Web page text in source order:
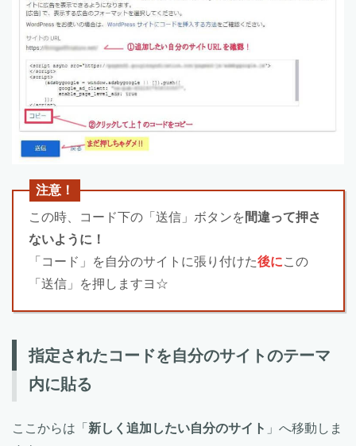
注意！
この時、コード下の「送信」ボタンを 間違って押さ
ないように！
「コード」を自分のサイトに張り付けた後にこの
「送信」を押しますヨ☆
指定されたコードを自分のサイトのテーマ
内に貼る
ここからは「 新しく追加したい自分のサイト 」へ移動しま